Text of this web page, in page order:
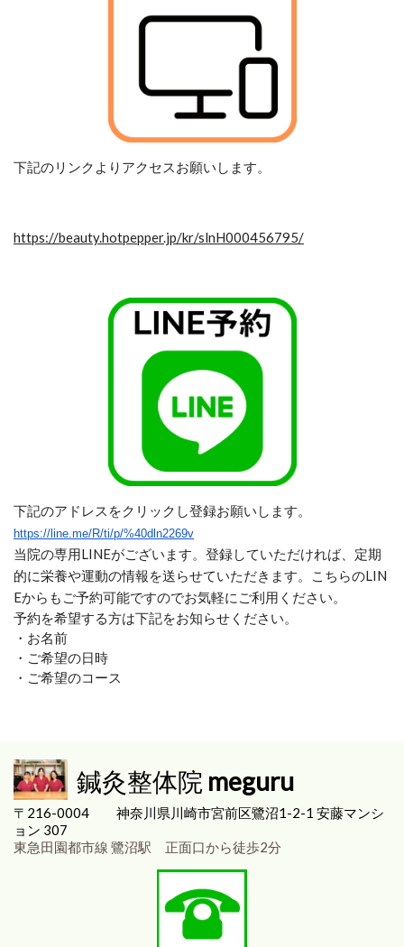
下記のリンクよりアクセスお願いします。
https://beauty.hotpepper.jp/kr/slnH000456795/
下記のアドレスをクリックし登録お願いします。
https://line.me/R/ti/p/%40dln2269v
当院の専用LINEがございます。登録していただければ、定期
的に栄養や運動の情報を送らせていただきます。こちらのLIN
Eからもご予約可能ですのでお気軽にご利用ください。
予約を希望する方は下記をお知らせください。
・お名前
・ご希望の日時
・ご希望のコース
鍼灸整体院 meguru
〒216-0004 神奈川県川崎市宮前区鷺沼1-2-1 安藤マンシ
ョン 307
東急田園都市線 鷺沼駅 正面口から徒歩2分